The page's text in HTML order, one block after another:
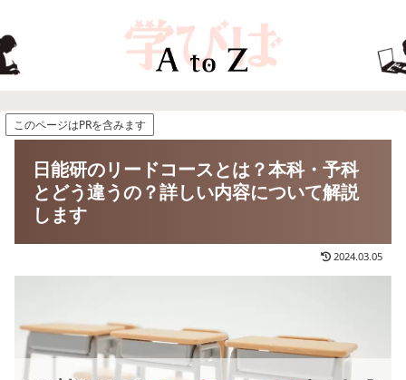
このページはPRを含みます
日能研のリードコースとは？本科・予科
とどう違うの？詳しい内容について解説
します
2024.03.05